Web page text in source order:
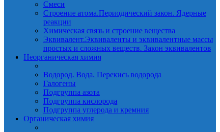
Смеси
Строение атома.Периодический закон. Ядерные
реакции
Химическая связь и строение вещества
Эквивалент.Эквиваленты и эквивалентные массы
простых и сложных веществ. Закон эквивалентов
Неорганическая химия
Водород. Вода. Перекись водорода
Галогены
Подгруппа азота
Подгруппа кислорода
Подгруппа углерода и кремния
Органическая химия